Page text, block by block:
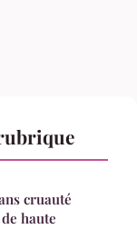
cruauté
haute